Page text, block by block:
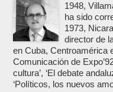
1948,
ha sido
1973,
director de
en Cuba, Centroamérica
Comunicación de
cultura’, ‘El debate
‘Políticos, los nuevos